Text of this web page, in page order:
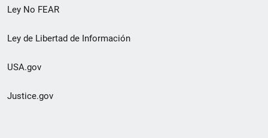
Ley No FEAR
Ley de Libertad de Información
USA.gov
Justice.gov